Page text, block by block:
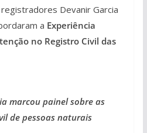
Devanir Garcia
a Experiência
no Registro Civil das
marcou painel sobre as
de pessoas naturais